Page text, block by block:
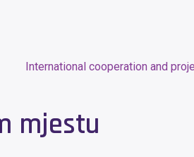
International cooperation and
mjestu